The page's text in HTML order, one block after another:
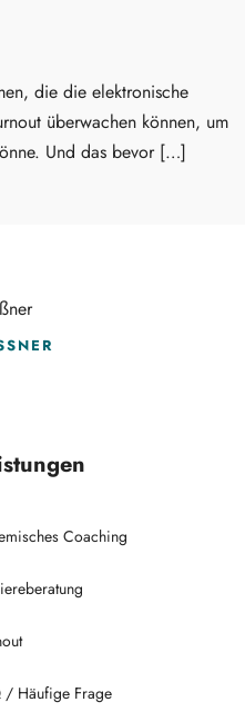
die die elektronische
überwachen können, um
Und das bevor […]
Coaching
/ Häufige Frage